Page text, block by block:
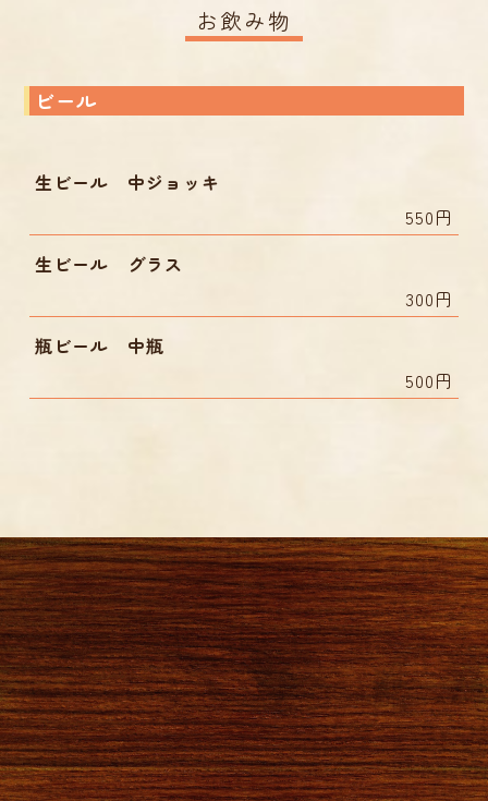
お飲み物
ビール
生ビール 中ジョッキ
550円
生ビール グラス
300円
瓶ビール 中瓶
500円